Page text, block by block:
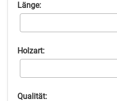
Länge:
Holzart:
Qualität: